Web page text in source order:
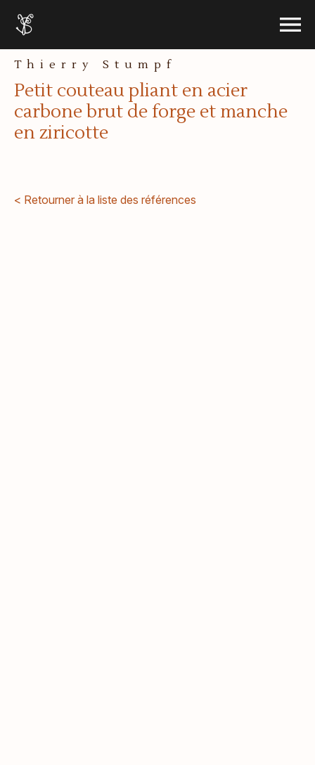
Aller au contenu
Accueil Ouvrir
menu
Thierry Stumpf
Petit couteau pliant en acier
carbone brut de forge et manche
en ziricotte
< Retourner à la liste des références